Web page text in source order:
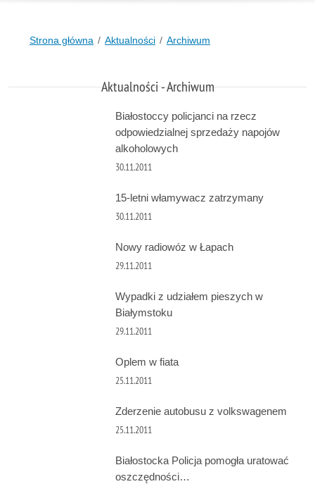
Strona główna Aktualności Archiwum
Aktualności - Archiwum
Białostoccy policjanci na rzecz
odpowiedzialnej sprzedaży napojów
alkoholowych
30.11.2011
15-letni włamywacz zatrzymany
30.11.2011
Nowy radiowóz w Łapach
29.11.2011
Wypadki z udziałem pieszych w
Białymstoku
29.11.2011
Oplem w fiata
25.11.2011
Zderzenie autobusu z volkswagenem
25.11.2011
Białostocka Policja pomogła uratować
oszczędności…